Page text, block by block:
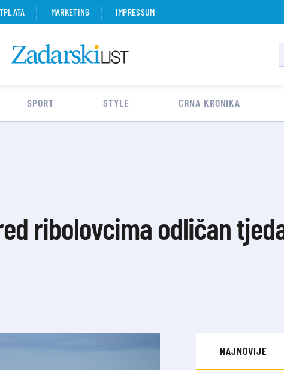
MARKETING IMPRESSUM
SPORT STYLE CRNA KRONIKA
ribolovcima odličan
NAJNOVIJE